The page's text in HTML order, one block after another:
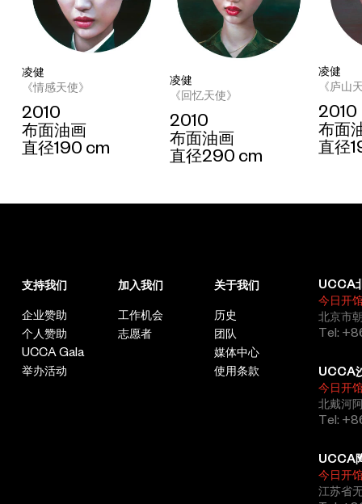
凌健
《情感天使》
2010
布面油画
直径190 cm
凌健
《回忆天使》
2010
布面油画
直径290 cm
凌健
《庐山
2010
布面
直径
支持我们
企业赞助
个人赞助
UCCA Gala
举办活动
加入我们
工作机会
志愿者
关于我们
历史
团队
媒体中心
使用条款
UCCA
今日开
北京市
Tel:
UCCA
今日开
北戴河
Tel:
UCCA
今日开
江苏省